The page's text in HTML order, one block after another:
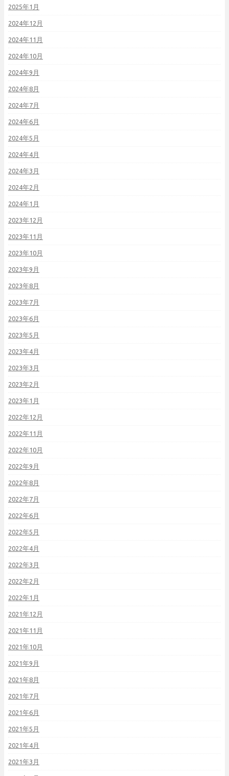
2025年1月
2024年12月
2024年11月
2024年10月
2024年9月
2024年8月
2024年7月
2024年6月
2024年5月
2024年4月
2024年3月
2024年2月
2024年1月
2023年12月
2023年11月
2023年10月
2023年9月
2023年8月
2023年7月
2023年6月
2023年5月
2023年4月
2023年3月
2023年2月
2023年1月
2022年12月
2022年11月
2022年10月
2022年9月
2022年8月
2022年7月
2022年6月
2022年5月
2022年4月
2022年3月
2022年2月
2022年1月
2021年12月
2021年11月
2021年10月
2021年9月
2021年8月
2021年7月
2021年6月
2021年5月
2021年4月
2021年3月